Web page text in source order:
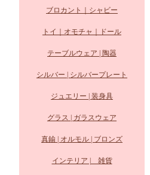
ブロカント｜シャビー
トイ｜オモチャ｜ドール
テーブルウェア | 陶器
シルバー | シルバープレート
ジュエリー | 装身具
グラス | ガラスウェア
真鍮 | オルモル | ブロンズ
インテリア | 雑貨